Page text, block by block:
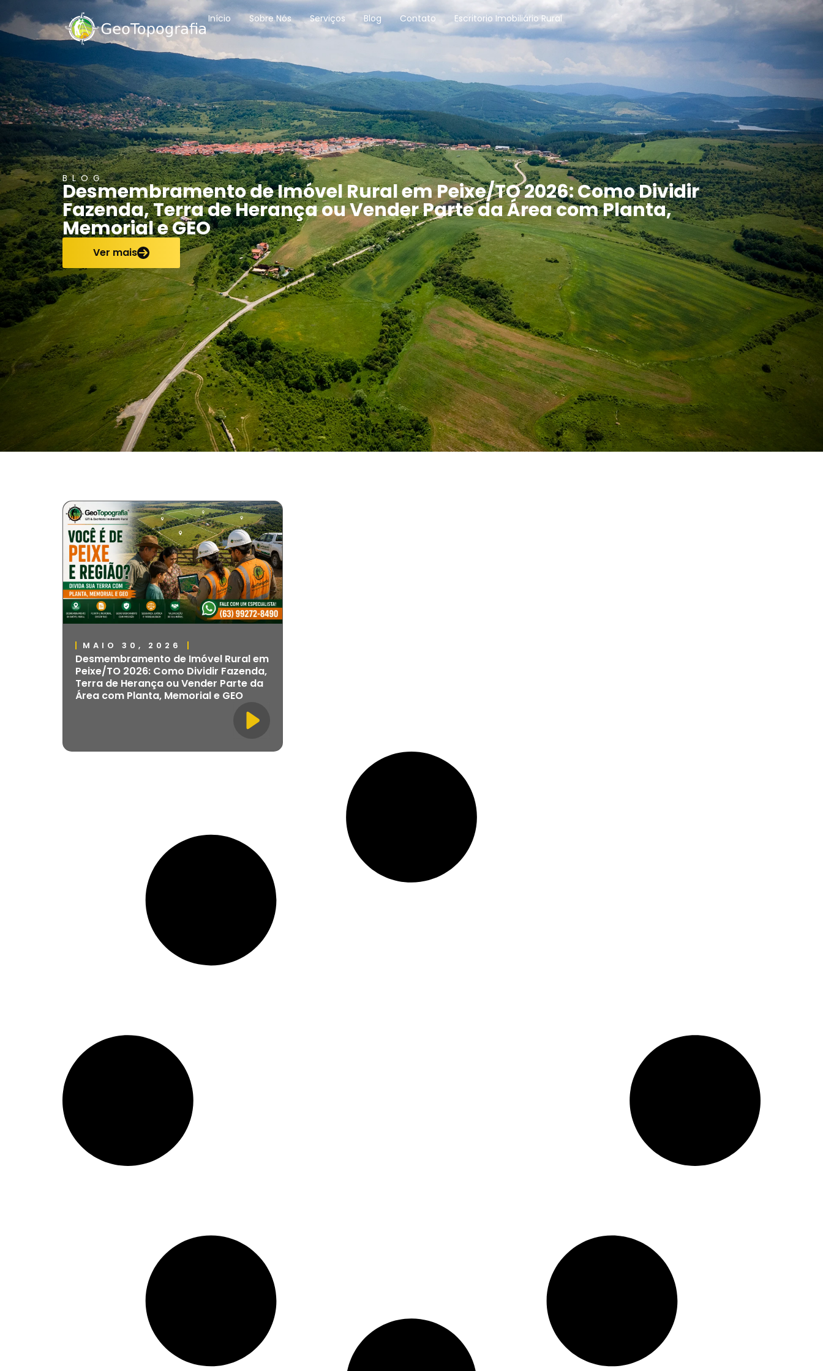
conteúdo
Início Sobre Nós Serviços Blog Contato Escritorio Imobiliário Rural
BLOG
Desmembramento de Imóvel Rural em Peixe/TO 2026: Como Dividir
Fazenda, Terra de Herança ou Vender Parte da Área com Planta,
Memorial e GEO
Ver mais
MAIO 30, 2026
Desmembramento de Imóvel Rural em
Peixe/TO 2026: Como Dividir Fazenda,
Terra de Herança ou Vender Parte da
Área com Planta, Memorial e GEO